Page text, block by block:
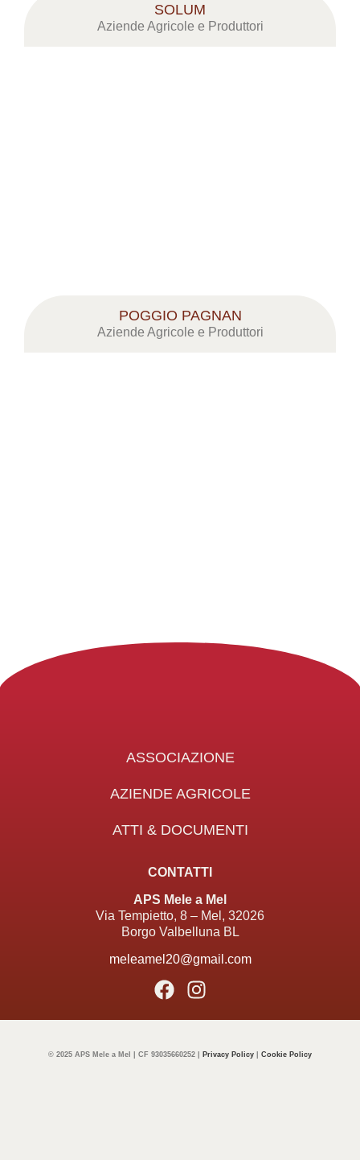
SOLUM
Aziende Agricole e Produttori
POGGIO PAGNAN
Aziende Agricole e Produttori
ASSOCIAZIONE
AZIENDE AGRICOLE
ATTI & DOCUMENTI
CONTATTI
APS Mele a Mel
Via Tempietto, 8 – Mel, 32026
Borgo Valbelluna BL
meleamel20@gmail.com
© 2025 APS Mele a Mel | CF 93035660252 | Privacy Policy Cookie Policy